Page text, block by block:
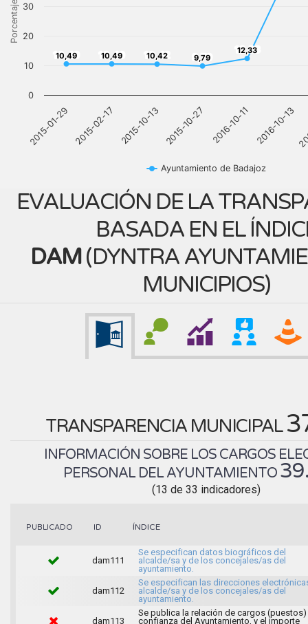
Porcentaje
10,49
10,49 10,49
10,49 10,42
10,42 9,79
9,79
12,33
12,33
Ayuntamiento de Badajoz
2015-01-29 2015-02-17 2015-10-13 2015-10-27 2016-10-11 2016-10-13
0
10
20
30
EVALUACIÓN DE LA
BASADA EN EL
DAM(DYNTRA
MUNICIPIOS)
TRANSPARENCIA MUNICIPAL
INFORMACIÓN SOBRE LOS CARGOS
PERSONAL DEL AYUNTAMIENTO
(13 de 33 indicadores)
PUBLICADO ID ÍNDICE
dam111
Se especifican datos biográficos del
alcalde/sa y de los concejales/as del
ayuntamiento.
dam112
Se especifican las direcciones
alcalde/sa y de los concejales/as del
ayuntamiento.
dam113
Se publica la relación de cargos
confianza del Ayuntamiento, y el importe